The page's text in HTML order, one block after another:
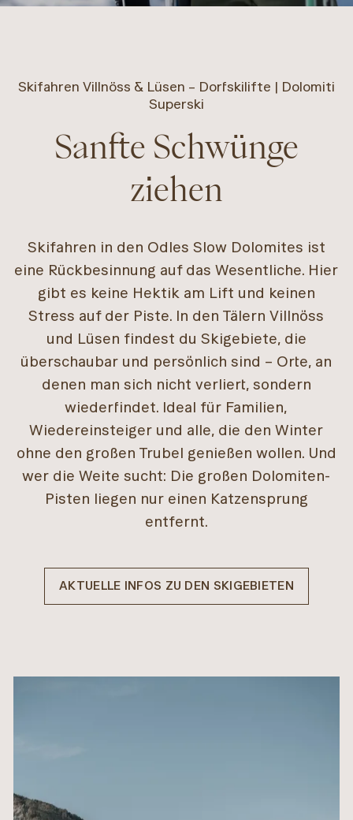
Skifahren Villnöss & Lüsen – Dorfskilifte | Dolomiti
Superski
Sanfte Schwünge
ziehen
Skifahren in den Odles Slow Dolomites ist
eine Rückbesinnung auf das Wesentliche. Hier
gibt es keine Hektik am Lift und keinen
Stress auf der Piste. In den Tälern Villnöss
und Lüsen findest du Skigebiete, die
überschaubar und persönlich sind – Orte, an
denen man sich nicht verliert, sondern
wiederfindet. Ideal für Familien,
Wiedereinsteiger und alle, die den Winter
ohne den großen Trubel genießen wollen. Und
wer die Weite sucht: Die großen Dolomiten-
Pisten liegen nur einen Katzensprung
entfernt.
AKTUELLE INFOS ZU DEN SKIGEBIETEN